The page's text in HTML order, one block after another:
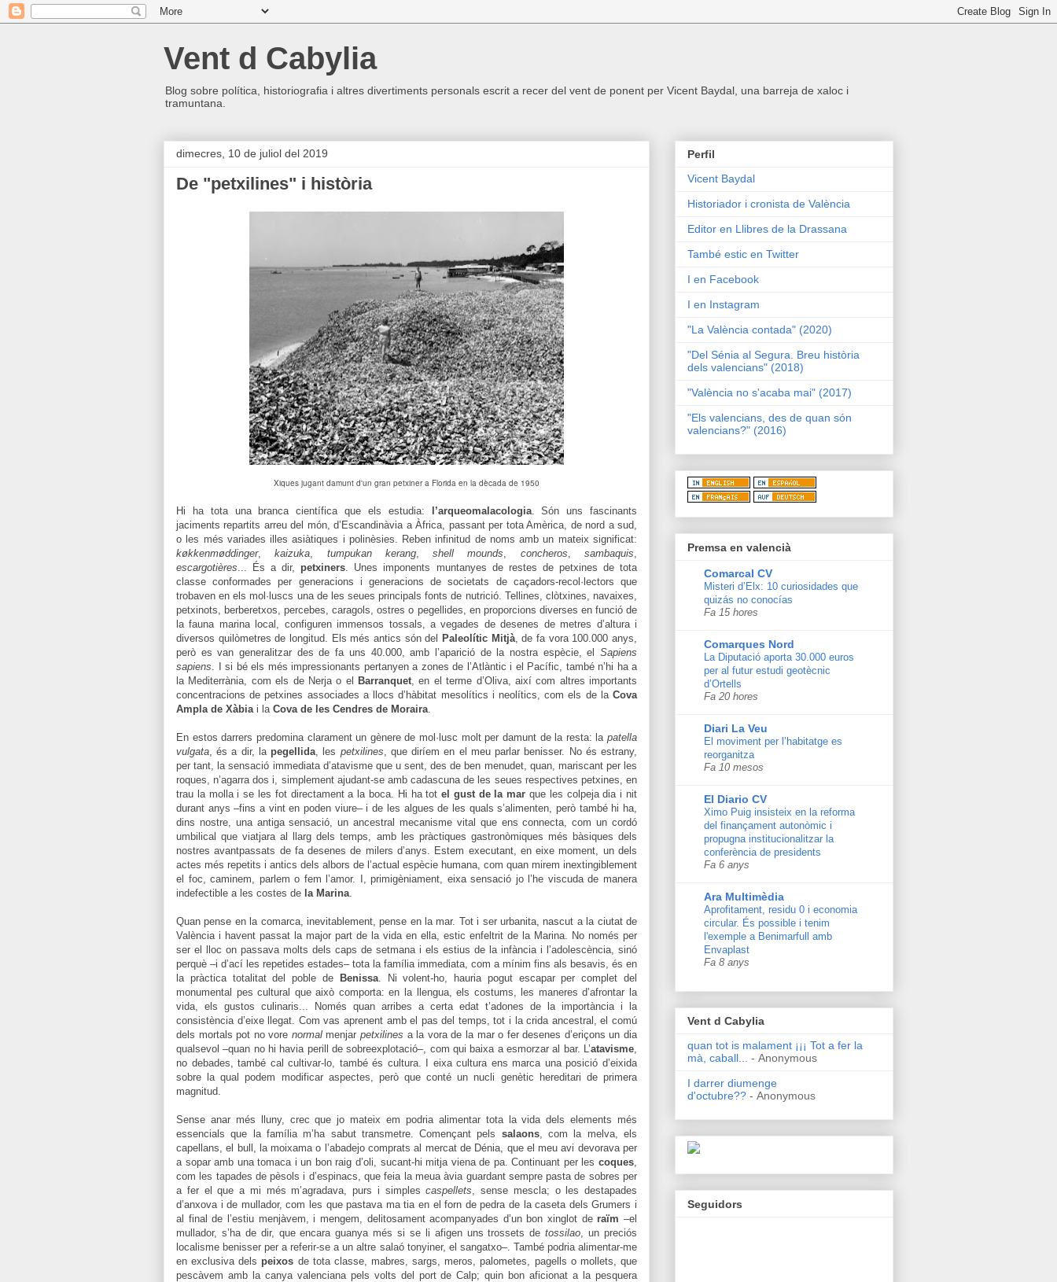
Vent d Cabylia
Blog sobre política, historiografia i altres divertiments personals escrit a recer del vent de ponent per Vicent Baydal, una barreja de xaloc i
tramuntana.
dimecres, 10 de juliol del 2019
De "petxilines" i història
Xiques jugant damunt d'un gran petxiner a Florida en la dècada de 1950
Hi ha tota una branca científica que els estudia: l’arqueomalacologia. Són uns fascinants
jaciments repartits arreu del món, d’Escandinàvia a Àfrica, passant per tota Amèrica, de nord a sud,
o les més variades illes asiàtiques i polinèsies. Reben infinitud de noms amb un mateix significat:
køkkenmøddinger,kaizuka, tumpukan kerang,shell mounds, concheros,sambaquis,
escargotières... És a dir, petxiners. Unes imponents muntanyes de restes de petxines de tota
classe conformades per generacions i generacions de societats de caçadors-recol·lectors que
trobaven en els mol·luscs una de les seues principals fonts de nutrició. Tellines, clòtxines, navaixes,
petxinots, berberetxos, percebes, caragols, ostres o pegellides, en proporcions diverses en funció de
la fauna marina local, configuren immensos tossals, a vegades de desenes de metres d’altura i
diversos quilòmetres de longitud. Els més antics són del
Paleolític Mitjà, de fa vora 100.000 anys,
però es van generalitzar des de fa uns 40.000, amb l’aparició de la nostra espècie, el Sapiens
sapiens. I si bé els més impressionants pertanyen a zones de l’Atlàntic i el Pacífic, també n’hi ha a
la Mediterrània, com els de Nerja o el
Barranquet, en el terme d’Oliva, així com altres importants
concentracions de petxines associades a llocs d’hàbitat mesolítics i neolítics, com els de la Cova
Ampla de Xàbiai la Cova de les Cendres de Moraira.
En estos darrers predomina clarament un gènere de mol·lusc molt per damunt de la resta: la patella
vulgata, és a dir, la pegellida, les petxilines, que diríem en el meu parlar benisser. No és estrany,
per tant, la sensació immediata d’atavisme que u sent, des de ben menudet, quan, mariscant per les
roques, n’agarra dos i, simplement ajudant-se amb cadascuna de les seues respectives petxines, en
trau la molla i se les fot directament a la boca. Hi ha totel gust de la mar que les colpeja dia i nit
durant anys –fins a vint en poden viure– i de les algues de les quals s’alimenten, però també hi ha,
dins nostre, una antiga sensació, un ancestral mecanisme vital que ens connecta, com un cordó
umbilical que viatjara al llarg dels temps, amb les pràctiques gastronòmiques més bàsiques dels
nostres avantpassats de fa desenes de milers d’anys. Estem executant, en eixe moment, un dels
actes més repetits i antics dels albors de l’actual espècie humana, com quan mirem inextingiblement
el foc, caminem, parlem o fem l’amor. I, primigèniament, eixa sensació jo l’he viscuda de manera
indefectible a les costes de la Marina.
Quan pense en la comarca, inevitablement, pense en la mar. Tot i ser urbanita, nascut a la ciutat de
València i havent passat la major part de la vida en ella, estic enfeltrit de la Marina. No només per
ser el lloc on passava molts dels caps de setmana i els estius de la infància i l’adolescència, sinó
perquè –i d’ací les repetides estades– tota la família immediata, com a mínim fins als besavis, és en
la pràctica totalitat del poble de
Benissa. Ni volent-ho, hauria pogut escapar per complet del
monumental pes cultural que això comporta: en la llengua, els costums, les maneres d’afrontar la
vida, els gustos culinaris... Només quan arribes a certa edat t’adones de la importància i la
consistència d’eixe llegat. Com vas aprenent amb el pas del temps, tot i la crida ancestral, el comú
dels mortals pot no vore normalmenjarpetxilines a la vora de la mar o fer desenes d’eriçons un dia
qualsevol –quan no hi havia perill de sobreexplotació–, com qui baixa a esmorzar al bar. L’atavisme,
no debades, també cal cultivar-lo, també és cultura. I eixa cultura ens marca una posició d’eixida
sobre la qual podem modificar aspectes, però que conté un nucli genètic hereditari de primera
magnitud.
Sense anar més lluny, crec que jo mateix em podria alimentar tota la vida dels elements més
essencials que la família m’ha sabut transmetre. Començant pels salaons, com la melva, els
capellans, el bull, la moixama o l’abadejo comprats al mercat de Dénia, que el meu avi devorava per
a sopar amb una tomaca i un bon raig d’oli, sucant-hi mitja viena de pa. Continuant per les coques,
com les tapades de pèsols i d’espinacs, que feia la meua àvia guardant sempre pasta de sobres per
a fer el que a mi més m’agradava, purs i simplescaspellets, sense mescla; o les destapades
d’anxova i de mullador, com les que pastava ma tia en el forn de pedra de la caseta dels Grumers i
al final de l’estiu menjàvem, i mengem, delitosament acompanyades d’un bon xinglot de raïm –el
mullador, s’ha de dir, que encara guanya més si se li afigen uns trossets detossilao, un preciós
localisme benisser per a referir-se a un altre salaó tonyiner, el sangatxo–. També podria alimentar-me
en exclusiva dels peixos de tota classe, mabres, sargs, meros, palometes, pagells o mollets, que
pescàvem amb la canya valenciana pels volts del port de Calp; quin bon aficionat a la pesquera
Perfil
Vicent Baydal
Historiador i cronista de València
Editor en Llibres de la Drassana
També estic en Twitter
I en Facebook
I en Instagram
"La València contada" (2020)
"Del Sénia al Segura. Breu història
dels valencians" (2018)
"València no s'acaba mai" (2017)
"Els valencians, des de quan són
valencians?" (2016)
Premsa en valencià
Comarcal CV
Misteri d’Elx: 10 curiosidades que
quizás no conocías
Fa 15 hores
Comarques Nord
La Diputació aporta 30.000 euros
per al futur estudi geotècnic
d’Ortells
Fa 20 hores
Diari La Veu
El moviment per l’habitatge es
reorganitza
Fa 10 mesos
El Diario CV
Ximo Puig insisteix en la reforma
del finançament autonòmic i
propugna institucionalitzar la
conferència de presidents
Fa 6 anys
Ara Multimèdia
Aprofitament, residu 0 i economia
circular. És possible i tenim
l'exemple a Benimarfull amb
Envaplast
Fa 8 anys
Vent d Cabylia
quan tot is malament ¡¡¡ Tot a fer la
mà, caball...
- Anonymous
I darrer diumenge
d'octubre?? - Anonymous
Seguidors